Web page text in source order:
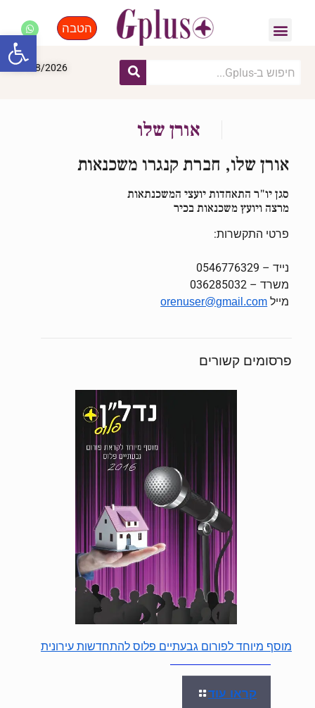
הטבה
07/08/2026
אורן שלו
אורן שלו, חברת קנגרו משכנאות
סגן יו"ר התאחדות יועצי המשכנתאות
מרצה ויועץ משכנאות בכיר
פרטי התקשרות:
נייד – 0546776329
משרד – 036285032
מייל orenuser@gmail.com
פרסומים קשורים
מוסף מיוחד לפורום גבעתיים פלוס להתחדשות עירונית
קראו עוד
פתח